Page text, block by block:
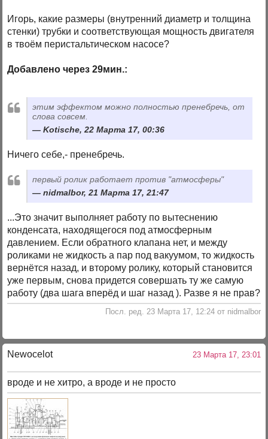
Игорь, какие размеры (внутренний диаметр и толщина
стенки) трубки и соответствующая мощность двигателя
в твоём перистальтическом насосе?
Добавлено через 29мин.:
этим эффектом можно полностью пренебречь, от
слова совсем.
Kotische, 22 Марта 17, 00:36
Ничего себе,- пренебречь.
первый ролик работает против "атмосферы"
nidmalbor, 21 Марта 17, 21:47
...Это значит выполняет работу по вытеснению
конденсата, находящегося под атмосферным
давлением. Если обратного клапана нет, и между
роликами не жидкость а пар под вакуумом, то жидкость
вернётся назад, и второму ролику, который становится
уже первым, снова придется совершать ту же самую
работу (два шага вперёд и шаг назад ). Разве я не прав?
Посл. ред. 23 Марта 17, 12:24 от nidmalbor
Newocelot 23 Марта 17, 23:01
вроде и не хитро, а вроде и не просто